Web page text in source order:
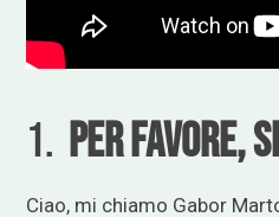
1. per favore,
Ciao, mi chiamo Gabor